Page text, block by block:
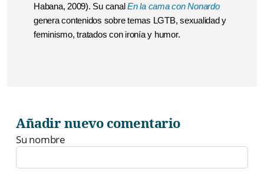
Habana, 2009). Su canalEn la cama con Nonardo
genera contenidos sobre temas LGTB, sexualidad y
feminismo, tratados con ironía y humor.
Añadir nuevo comentario
Su nombre